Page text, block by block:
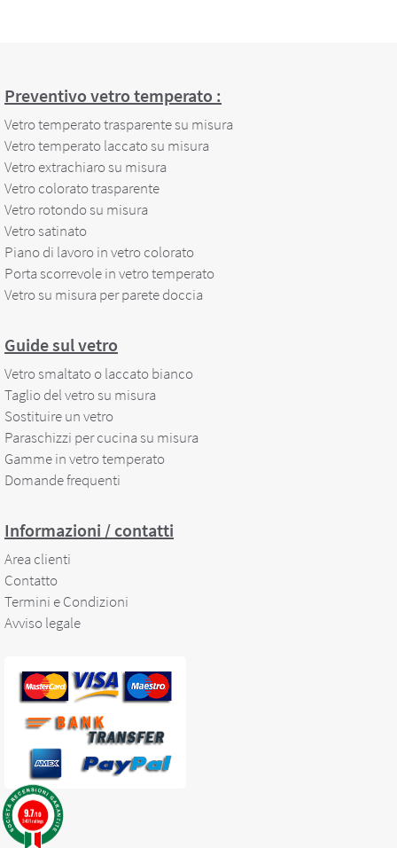
Preventivo vetro temperato :
Vetro temperato trasparente su misura
Vetro temperato laccato su misura
Vetro extrachiaro su misura
Vetro colorato trasparente
Vetro rotondo su misura
Vetro satinato
Piano di lavoro in vetro colorato
Porta scorrevole in vetro temperato
Vetro su misura per parete doccia
Guide sul vetro
Vetro smaltato o laccato bianco
Taglio del vetro su misura
Sostituire un vetro
Paraschizzi per cucina su misura
Gamme in vetro temperato
Domande frequenti
Informazioni / contatti
Area clienti
Contatto
Termini e Condizioni
Avviso legale
9.7/10
3401 ratings